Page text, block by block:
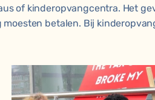
of kinderopvangcentra. Het
betalen. Bij